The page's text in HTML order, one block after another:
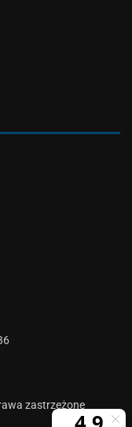
zastrzeżone